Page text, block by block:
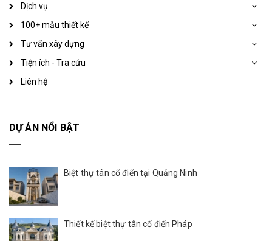
Dịch vụ
100+ mẫu thiết kế
Tư vấn xây dựng
Tiện ích - Tra cứu
Liên hệ
DỰ ÁN NỔI BẬT
Biệt thự tân cổ điển tại Quảng Ninh
Thiết kế biệt thự tân cổ điển Pháp